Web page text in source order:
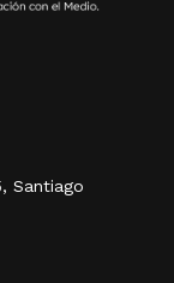
Santiago